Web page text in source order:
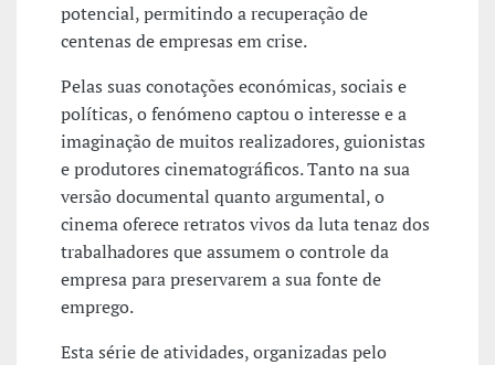
potencial, permitindo a recuperação de
centenas de empresas em crise.
Pelas suas conotações económicas, sociais e
políticas, o fenómeno captou o interesse e a
imaginação de muitos realizadores, guionistas
e produtores cinematográficos. Tanto na sua
versão documental quanto argumental, o
cinema oferece retratos vivos da luta tenaz dos
trabalhadores que assumem o controle da
empresa para preservarem a sua fonte de
emprego.
Esta série de atividades, organizadas pelo